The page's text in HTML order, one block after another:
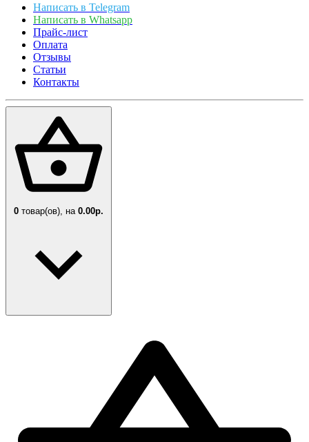
Написать в Telegram
Написать в Whatsapp
Прайс-лист
Оплата
Отзывы
Статьи
Контакты
0 товар(ов), на 0.00р.